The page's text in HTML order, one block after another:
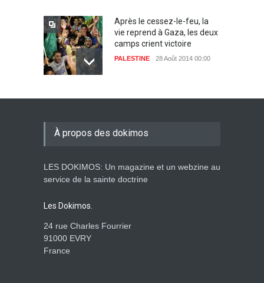
Après le cessez-le-feu, la
vie reprend à Gaza, les deux
camps crient victoire
PALESTINE 28 Août 2014 00:00
À propos des dokimos
LES DOKIMOS: Un magazine et un webzine au
service de la sainte doctrine
Les Dokimos.
24 rue Charles Fourrier
91000 EVRY
France